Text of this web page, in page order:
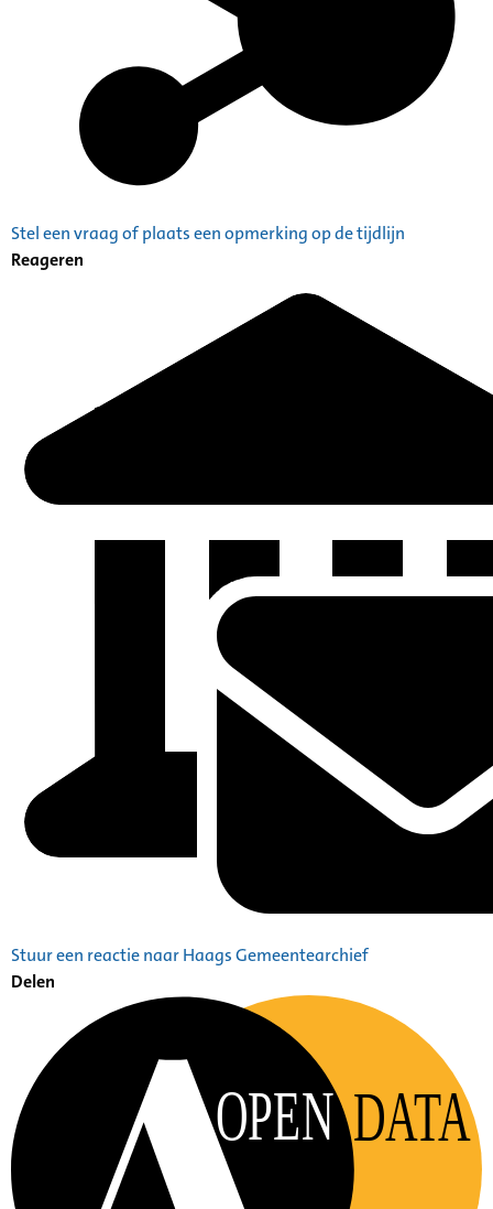
Stel een vraag of plaats een opmerking op de tijdlijn
Reageren
Stuur een reactie naar Haags Gemeentearchief
Delen
OPEN DATA